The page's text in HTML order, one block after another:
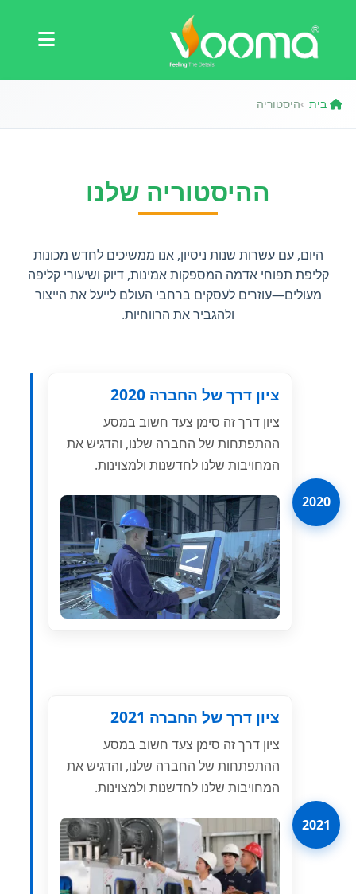
תעודות
מקרה בוחן
בית ›היסטוריה
ההיסטוריה שלנו
היום, עם עשרות שנות ניסיון, אנו ממשיכים לחדש מכונות
קליפת תפוחי אדמה המספקות אמינות, דיוק ושיעורי קליפה
מעולים—עוזרים לעסקים ברחבי העולם לייעל את הייצור
ולהגביר את הרווחיות.
2020
ציון דרך של החברה 2020
ציון דרך זה סימן צעד חשוב במסע
ההתפתחות של החברה שלנו, והדגיש את
המחויבות שלנו לחדשנות ולמצוינות.
2021
ציון דרך של החברה 2021
ציון דרך זה סימן צעד חשוב במסע
ההתפתחות של החברה שלנו, והדגיש את
המחויבות שלנו לחדשנות ולמצוינות.